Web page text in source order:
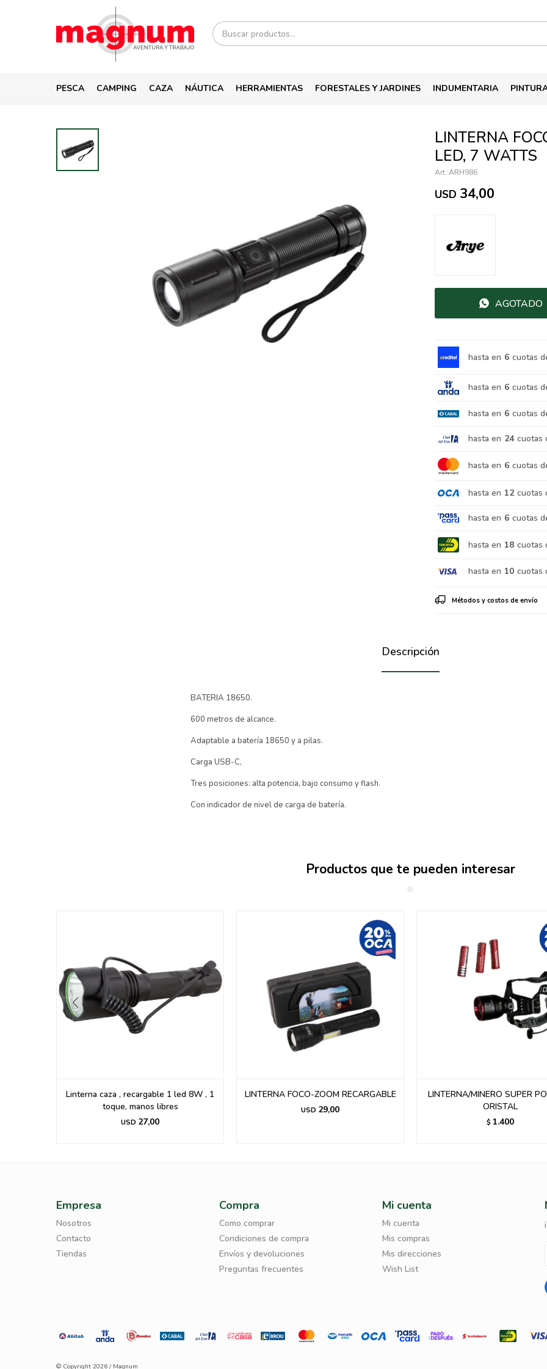
PESCA CAMPING CAZA NÁUTICA HERRAMIENTAS FORESTALES Y JARDINES INDUMENTARIA
LINTERNA
LED, 7 WATTS
ARH986
USD 34,00
AGOTADO
hasta en 6 cuotas
hasta en 6 cuotas
hasta en 6 cuotas
hasta en 24 cuotas
hasta en 6 cuotas
hasta en 12 cuotas
hasta en 6 cuotas
hasta en 18 cuotas
hasta en 10 cuotas
Métodos y costos de envío
Descripción
BATERIA 18650.
600 metros de alcance.
Adaptable a batería 18650 y a pilas.
Carga USB-C,
Tres posiciones: alta potencia, bajo consumo y flash.
Con indicador de nivel de carga de batería.
Productos que te pueden interesar
Linterna caza , recargable 1 led 8W , 1
toque, manos libres
USD 27,00
LINTERNA FOCO-ZOOM RECARGABLE
USD 29,00
LINTERNA/MINERO SUPER
ORISTAL
$ 1.400
Empresa
Nosotros
Contacto
Tiendas
Compra
Como comprar
Condiciones de compra
Envíos y devoluciones
Preguntas frecuentes
Mi cuenta
Mi cuenta
Mis compras
Mis direcciones
Wish List
© Copyright 2026 / Magnum